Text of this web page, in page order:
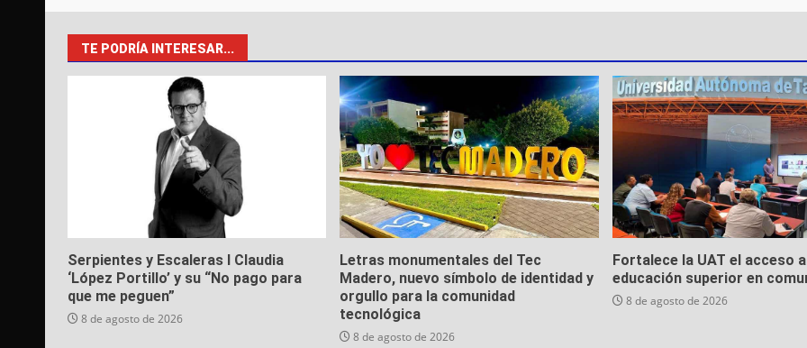
TE PODRÍA INTERESAR...
Serpientes y Escaleras I Claudia
‘López Portillo’ y su “No pago para
que me peguen”
8 de agosto de 2026
Letras monumentales del Tec
Madero, nuevo símbolo de identidad y
orgullo para la comunidad
tecnológica
8 de agosto de 2026
Fortalece la UAT el acceso
educación superior en
8 de agosto de 2026